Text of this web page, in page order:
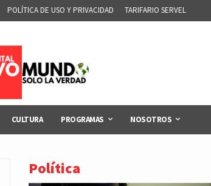
POLÍTICA DE USO Y PRIVACIDAD TARIFARIO SERVEL
CULTURA PROGRAMAS NOSOTROS
Política